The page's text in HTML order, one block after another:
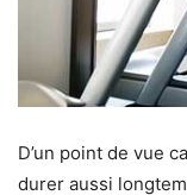
D’un point de vue
durer aussi